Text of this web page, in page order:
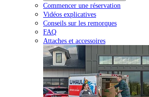
Commencer une réservation
Vidéos explicatives
Conseils sur les remorques
FAQ
Attaches et accessoires